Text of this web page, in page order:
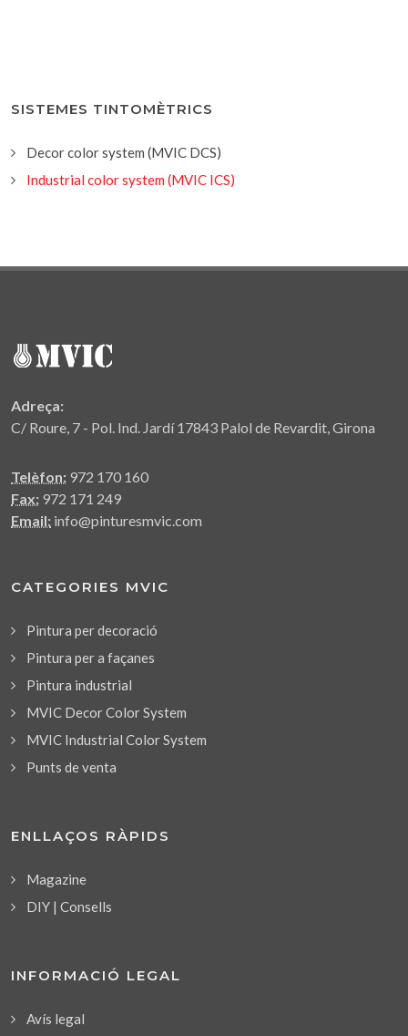
SISTEMES TINTOMÈTRICS
Decor color system (MVIC DCS)
Industrial color system (MVIC ICS)
Adreça:
C/ Roure, 7 - Pol. Ind. Jardí 17843 Palol de Revardit, Girona
Telèfon: 972 170 160
Fax: 972 171 249
Email: info@pinturesmvic.com
CATEGORIES MVIC
Pintura per decoració
Pintura per a façanes
Pintura industrial
MVIC Decor Color System
MVIC Industrial Color System
Punts de venta
ENLLAÇOS RÀPIDS
Magazine
DIY | Consells
INFORMACIÓ LEGAL
Avís legal